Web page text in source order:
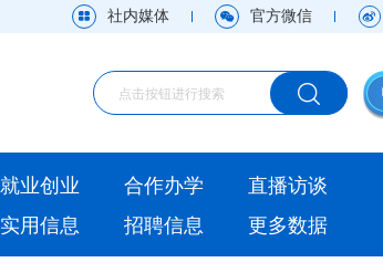
来华
社内媒体 官方微信
就业创业 合作办学
直播访谈
实用信息 招聘信息 更多数据